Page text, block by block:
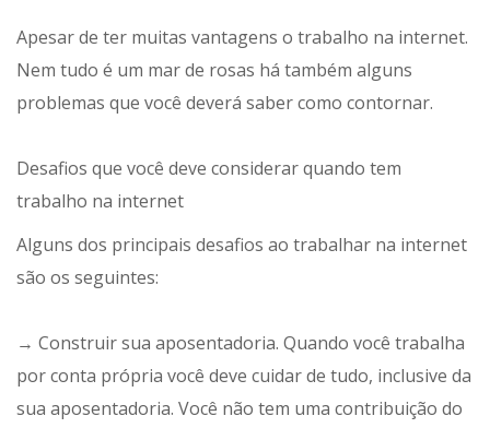
Apesar de ter muitas vantagens o trabalho na internet.
Nem tudo é um mar de rosas há também alguns
problemas que você deverá saber como contornar.
Desafios que você deve considerar quando tem
trabalho na internet
Alguns dos principais desafios ao trabalhar na internet
são os seguintes:
→ Construir sua aposentadoria. Quando você trabalha
por conta própria você deve cuidar de tudo, inclusive da
sua aposentadoria. Você não tem uma contribuição do